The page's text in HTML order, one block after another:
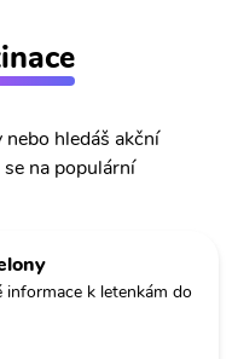
hledáš akční
na populární
informace k letenkám do